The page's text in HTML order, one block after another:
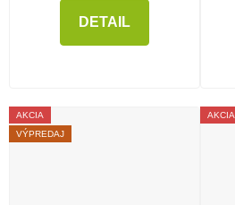
DETAIL
AKCIA
VÝPREDAJ
AKCIA